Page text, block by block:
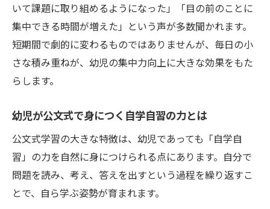
いて課題に取り組めるようになった」「目の前のことに
集中できる時間が増えた」という声が多数聞かれます。
短期間で劇的に変わるものではありませんが、毎日の小
さな積み重ねが、幼児の集中力向上に大きな効果をもた
らします。
幼児が公文式で身につく自学自習の力とは
公文式学習の大きな特徴は、幼児であっても「自学自
習」の力を自然に身につけられる点にあります。自分で
問題を読み、考え、答えを出すという過程を繰り返すこ
とで、自ら学ぶ姿勢が育まれます。